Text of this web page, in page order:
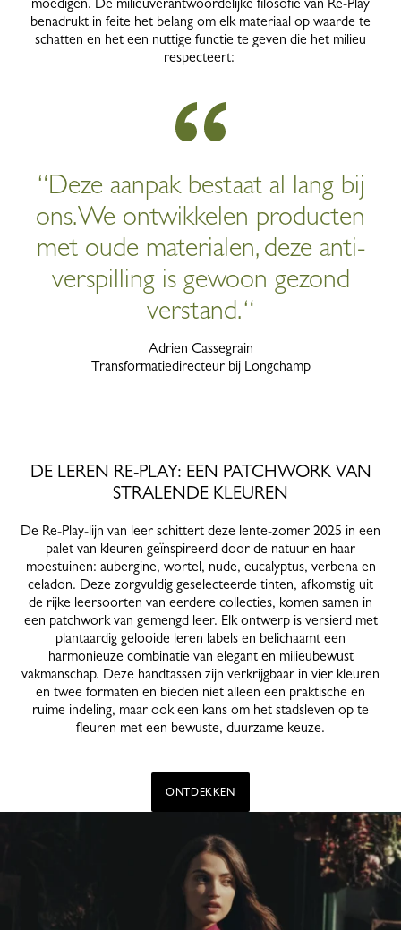
benadrukt in feite het belang om elk materiaal op waarde te
schatten en het een nuttige functie te geven die het milieu
respecteert:
“Deze aanpak bestaat al lang bij
ons. We ontwikkelen producten
met oude materialen, deze anti-
verspilling is gewoon gezond
verstand. “
Adrien Cassegrain
Transformatiedirecteur bij Longchamp
DE LEREN RE-PLAY: EEN PATCHWORK VAN
STRALENDE KLEUREN
De Re-Play-lijn van leer schittert deze lente-zomer 2025 in een
palet van kleuren geïnspireerd door de natuur en haar
moestuinen: aubergine, wortel, nude, eucalyptus, verbena en
celadon. Deze zorgvuldig geselecteerde tinten, afkomstig uit
de rijke leersoorten van eerdere collecties, komen samen in
een patchwork van gemengd leer. Elk ontwerp is versierd met
plantaardig gelooide leren labels en belichaamt een
harmonieuze combinatie van elegant en milieubewust
vakmanschap. Deze handtassen zijn verkrijgbaar in vier kleuren
en twee formaten en bieden niet alleen een praktische en
ruime indeling, maar ook een kans om het stadsleven op te
fleuren met een bewuste, duurzame keuze.
ONTDEKKEN